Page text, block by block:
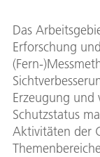
Das
Erforschung
(Fern-
Erzeugung und
Schutzstatus
Aktivitäten der